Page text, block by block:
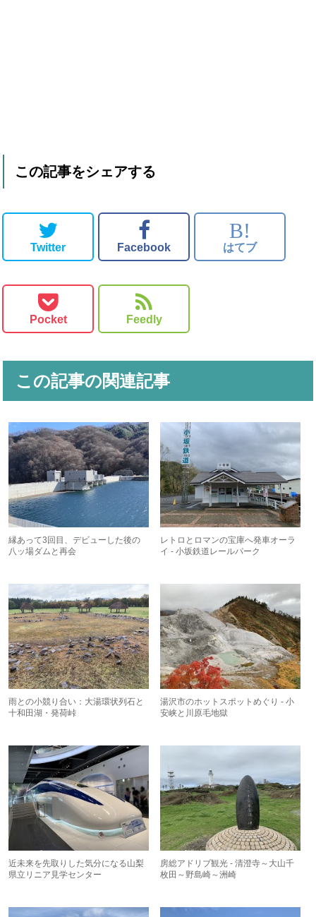
この記事をシェアする
Twitter Facebook
B!
はてブ
Pocket Feedly
この記事の関連記事
縁あって3回目、デビューした後の
八ッ場ダムと再会
レトロとロマンの宝庫へ発車オーラ
イ - 小坂鉄道レールパーク
雨との小競り合い：大湯環状列石と
十和田湖・発荷峠
湯沢市のホットスポットめぐり - 小
安峡と川原毛地獄
近未来を先取りした気分になる山梨
県立リニア見学センター
房総アドリブ観光 - 清澄寺～大山千
枚田～野島崎～洲崎